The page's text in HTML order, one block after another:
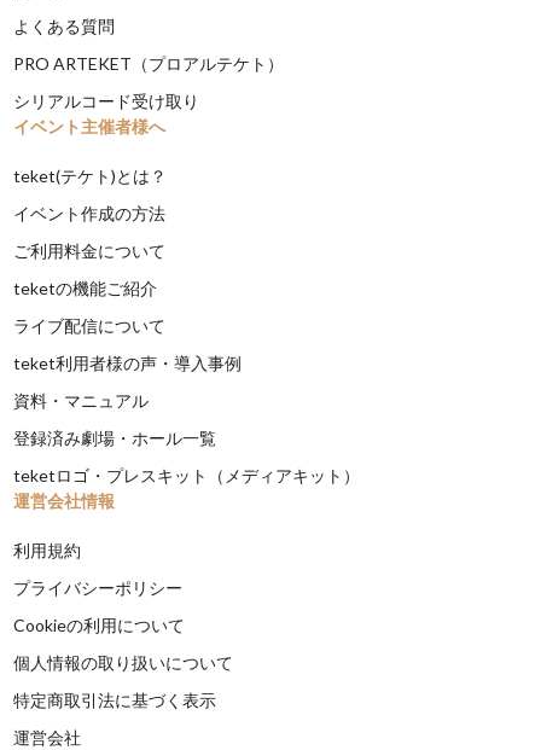
よくある質問
PRO ARTEKET（プロアルテケト）
シリアルコード受け取り
イベント主催者様へ
teket(テケト)とは？
イベント作成の方法
ご利用料金について
teketの機能ご紹介
ライブ配信について
teket利用者様の声・導入事例
資料・マニュアル
登録済み劇場・ホール一覧
teketロゴ・プレスキット（メディアキット）
運営会社情報
利用規約
プライバシーポリシー
Cookieの利用について
個人情報の取り扱いについて
特定商取引法に基づく表示
運営会社